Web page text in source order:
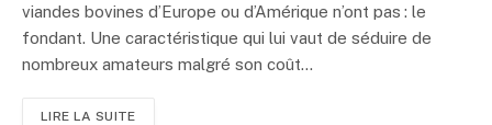
viandes bovines d’Europe ou d’Amérique n’ont pas : le
fondant. Une caractéristique qui lui vaut de séduire de
nombreux amateurs malgré son coût...
LIRE LA SUITE